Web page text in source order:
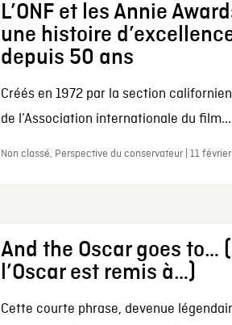
L’ONF et les Annie
une histoire
depuis 50 ans
Créés en 1972 par la section
de l’Association internationale du film...
Non classé, Perspective du conservateur | 11
And the Oscar goes to…
l’Oscar est remis à…)
Cette courte phrase, devenue